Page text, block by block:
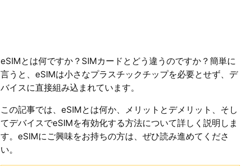
eSIMとは何ですか？SIMカードとどう違うのですか？簡単に
言うと、eSIMは小さなプラスチックチップを必要とせず、デ
バイスに直接組み込まれています。
この記事では、eSIMとは何か、メリットとデメリット、そし
てデバイスでeSIMを有効化する方法について詳しく説明しま
す。eSIMにご興味をお持ちの方は、ぜひ読み進めてくださ
い。